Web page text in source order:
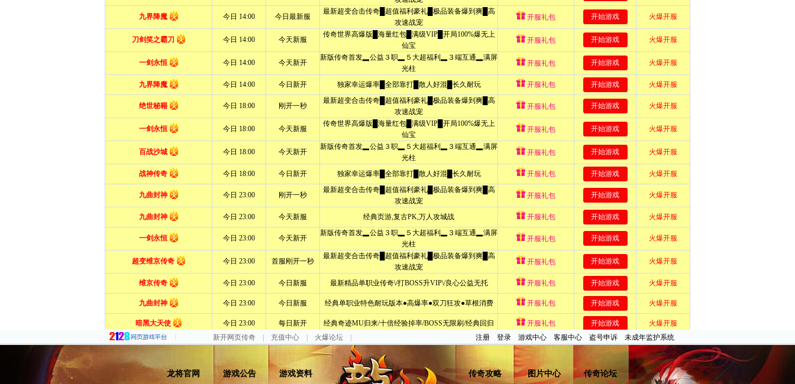
新开网页传奇 充值中心 火爆论坛 未成年监护系统
盗号申诉
客服中心
游戏中心
登录
注册
龙将官网 游戏公告 游戏资料 传奇攻略 图片中心 传奇论坛